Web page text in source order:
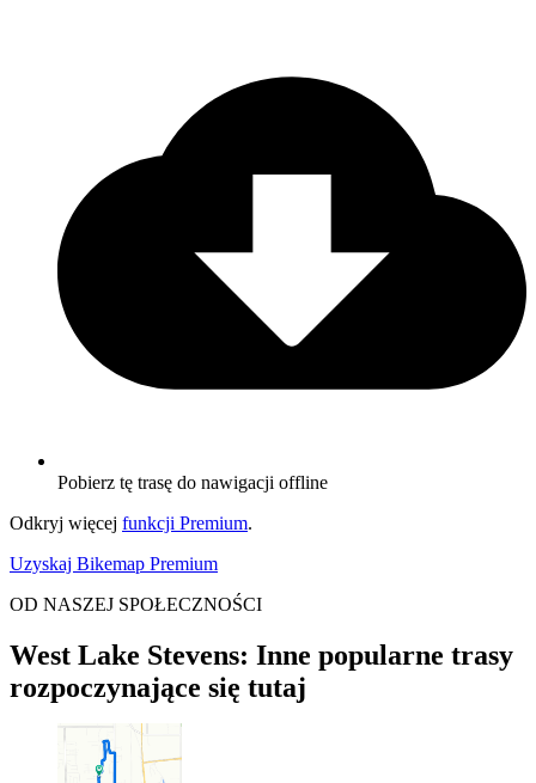
Pobierz tę trasę do nawigacji offline
Odkryj więcej funkcji Premium.
Uzyskaj Bikemap Premium
OD NASZEJ SPOŁECZNOŚCI
West Lake Stevens: Inne popularne trasy
rozpoczynające się tutaj